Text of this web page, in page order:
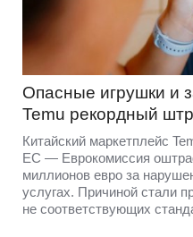
Опасные игрушки и
Temu рекордный
Китайский маркетплейс
ЕС — Еврокомиссия
миллионов евро за
услугах. Причиной стали
не соответствующих